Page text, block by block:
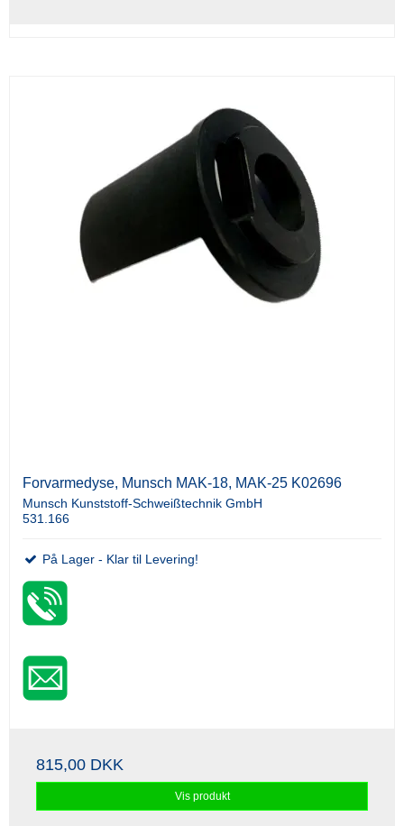
Forvarmedyse, Munsch MAK-18, MAK-25 K02696
Munsch Kunststoff-Schweißtechnik GmbH
531.166
På Lager - Klar til Levering!
815,00 DKK
Vis produkt